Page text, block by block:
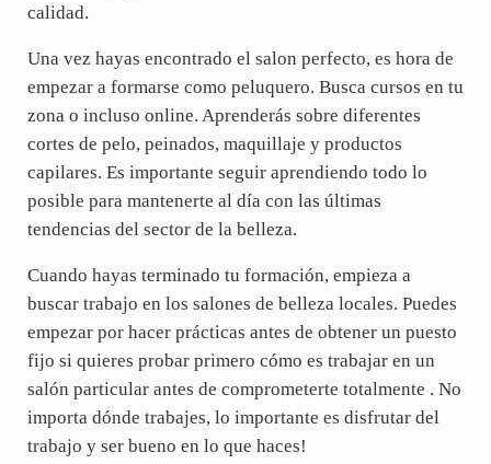
calidad.
Una vez hayas encontrado el salon perfecto, es hora de
empezar a formarse como peluquero. Busca cursos en tu
zona o incluso online. Aprenderás sobre diferentes
cortes de pelo, peinados, maquillaje y productos
capilares. Es importante seguir aprendiendo todo lo
posible para mantenerte al día con las últimas
tendencias del sector de la belleza.
Cuando hayas terminado tu formación, empieza a
buscar trabajo en los salones de belleza locales. Puedes
empezar por hacer prácticas antes de obtener un puesto
fijo si quieres probar primero cómo es trabajar en un
salón particular antes de comprometerte totalmente . No
importa dónde trabajes, lo importante es disfrutar del
trabajo y ser bueno en lo que haces!